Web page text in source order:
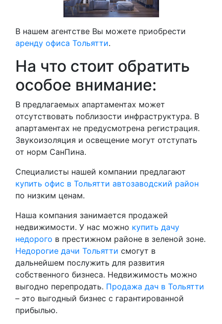
В нашем агентстве Вы можете приобрести
аренду офиса Тольятти.
На что стоит обратить
особое внимание:
В предлагаемых апартаментах может
отсутствовать поблизости инфраструктура. В
апартаментах не предусмотрена регистрация.
Звукоизоляция и освещение могут отступать
от норм СанПина.
Специалисты нашей компании предлагают
купить офис в Тольятти автозаводский район
по низким ценам.
Наша компания занимается продажей
недвижимости. У нас можно купить дачу
недорого в престижном районе в зеленой зоне.
Недорогие дачи Тольятти смогут в
дальнейшем послужить для развития
собственного бизнеса. Недвижимость можно
выгодно перепродать. Продажа дач в Тольятти
– это выгодный бизнес с гарантированной
прибылью.